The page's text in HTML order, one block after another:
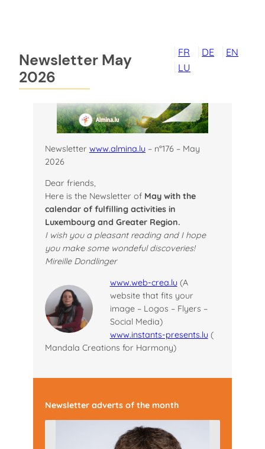
Newsletter May
2026
FR DE
EN
LU
Newsletter www.almina.lu – n°176 – May
2026
Dear friends,
Here is the Newsletter of May with the
calendar of fulfilling activities in
Luxembourg and Greater Region.
I wish you a pleasant reading and I hope
you make some wondeful discoveries!
Mireille Dondlinger
www.web-crea.lu (A
website that fits your
image – Logos – Flyers –
Social Media)
www.instants-presents.lu (
Mandala Creations for Harmony)
Newsletter adverts of the month